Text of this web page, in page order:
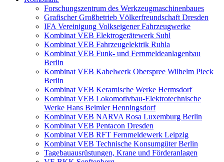
Forschungszentrum des Werkzeugmaschinenbaues
Grafischer Großbetrieb Völkerfreundschaft Dresden
IFA Vereinigung Volkseigener Fahrzeugwerke
Kombinat VEB Elektrogerätewerk Suhl
Kombinat VEB Fahrzeugelektrik Ruhla
Kombinat VEB Funk- und Fernmeldeanlagenbau
Berlin
Kombinat VEB Kabelwerk Oberspree Wilhelm Pieck
Berlin
Kombinat VEB Keramische Werke Hermsdorf
Kombinat VEB Lokomotivbau-Elektrotechnische
Werke Hans Beimler Henningsdorf
Kombinat VEB NARVA Rosa Luxemburg Berlin
Kombinat VEB Pentacon Dresden
Kombinat VEB RFT Fernmeldewerk Leipzig
Kombinat VEB Technische Konsumgüter Berlin
Tagebauausrüstungen, Krane und Förderanlagen